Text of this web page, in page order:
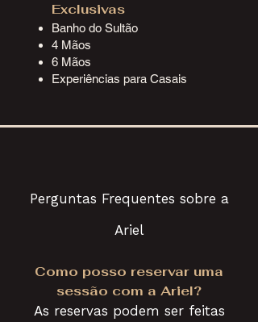
Exclusivas
Banho do Sultão
4 Mãos
6 Mãos
Experiências para Casais
Perguntas Frequentes sobre a
Ariel
Como posso reservar uma
sessão com a Ariel?
As reservas podem ser feitas